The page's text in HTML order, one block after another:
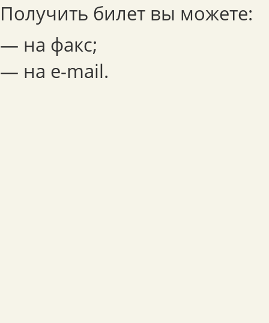
Получить билет вы можете:
— на факс;
— на e-mail.